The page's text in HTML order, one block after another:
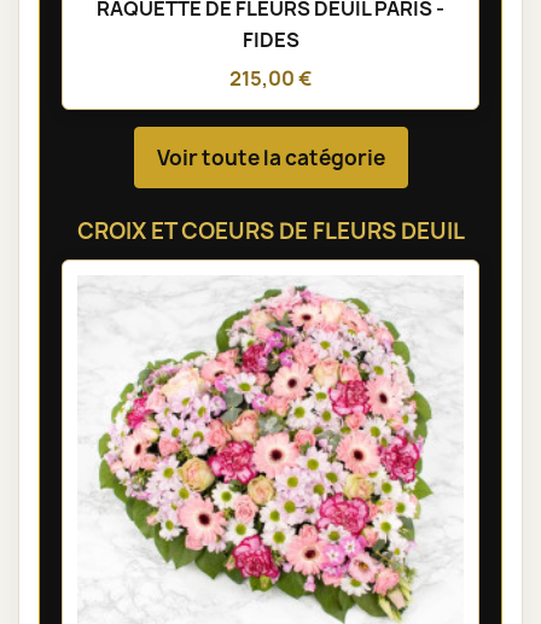
RAQUETTE DE FLEURS DEUIL PARIS -
FIDES
215,00 €
Voir toute la catégorie
CROIX ET COEURS DE FLEURS DEUIL